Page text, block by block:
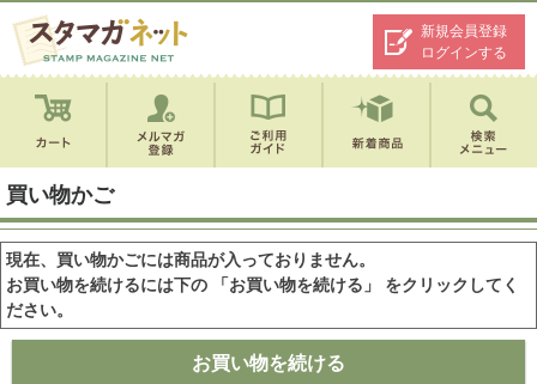
新規会員登録
ログインする
買い物かご
現在、買い物かごには商品が入っておりません。
お買い物を続けるには下の 「お買い物を続ける」 をクリックしてく
ださい。